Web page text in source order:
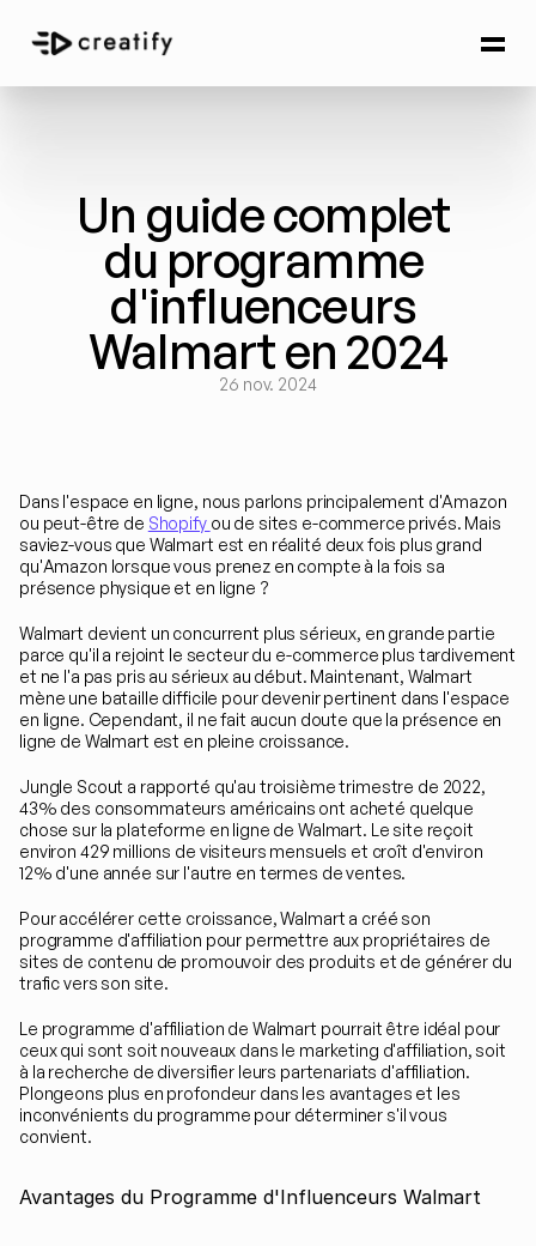
Un guide complet
du programme
d'influenceurs
Walmart en 2024
26 nov. 2024
Dans l'espace en ligne, nous parlons principalement d'Amazon
ou peut-être de Shopify ou de sites e-commerce privés. Mais
saviez-vous que Walmart est en réalité deux fois plus grand
qu'Amazon lorsque vous prenez en compte à la fois sa
présence physique et en ligne ?
Walmart devient un concurrent plus sérieux, en grande partie
parce qu'il a rejoint le secteur du e-commerce plus tardivement
et ne l'a pas pris au sérieux au début. Maintenant, Walmart
mène une bataille difficile pour devenir pertinent dans l'espace
en ligne. Cependant, il ne fait aucun doute que la présence en
ligne de Walmart est en pleine croissance.
Jungle Scout a rapporté qu'au troisième trimestre de 2022,
43% des consommateurs américains ont acheté quelque
chose sur la plateforme en ligne de Walmart. Le site reçoit
environ 429 millions de visiteurs mensuels et croît d'environ
12% d'une année sur l'autre en termes de ventes.
Pour accélérer cette croissance, Walmart a créé son
programme d'affiliation pour permettre aux propriétaires de
sites de contenu de promouvoir des produits et de générer du
trafic vers son site.
Le programme d'affiliation de Walmart pourrait être idéal pour
ceux qui sont soit nouveaux dans le marketing d'affiliation, soit
à la recherche de diversifier leurs partenariats d'affiliation.
Plongeons plus en profondeur dans les avantages et les
inconvénients du programme pour déterminer s'il vous
convient.
Avantages du Programme d'Influenceurs Walmart